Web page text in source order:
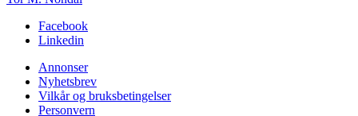
Facebook
Linkedin
Annonser
Nyhetsbrev
Vilkår og bruksbetingelser
Personvern